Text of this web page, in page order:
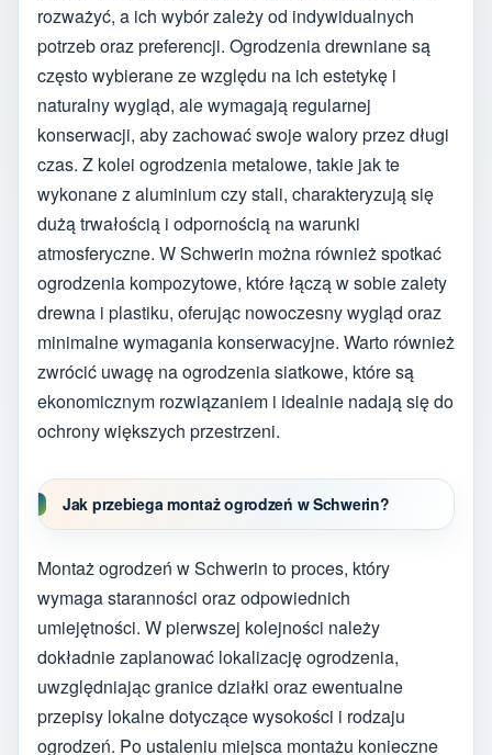
rozważyć, a ich wybór zależy od indywidualnych
potrzeb oraz preferencji. Ogrodzenia drewniane są
często wybierane ze względu na ich estetykę i
naturalny wygląd, ale wymagają regularnej
konserwacji, aby zachować swoje walory przez długi
czas. Z kolei ogrodzenia metalowe, takie jak te
wykonane z aluminium czy stali, charakteryzują się
dużą trwałością i odpornością na warunki
atmosferyczne. W Schwerin można również spotkać
ogrodzenia kompozytowe, które łączą w sobie zalety
drewna i plastiku, oferując nowoczesny wygląd oraz
minimalne wymagania konserwacyjne. Warto również
zwrócić uwagę na ogrodzenia siatkowe, które są
ekonomicznym rozwiązaniem i idealnie nadają się do
ochrony większych przestrzeni.
Jak przebiega montaż ogrodzeń w Schwerin?
Montaż ogrodzeń w Schwerin to proces, który
wymaga staranności oraz odpowiednich
umiejętności. W pierwszej kolejności należy
dokładnie zaplanować lokalizację ogrodzenia,
uwzględniając granice działki oraz ewentualne
przepisy lokalne dotyczące wysokości i rodzaju
ogrodzeń. Po ustaleniu miejsca montażu konieczne